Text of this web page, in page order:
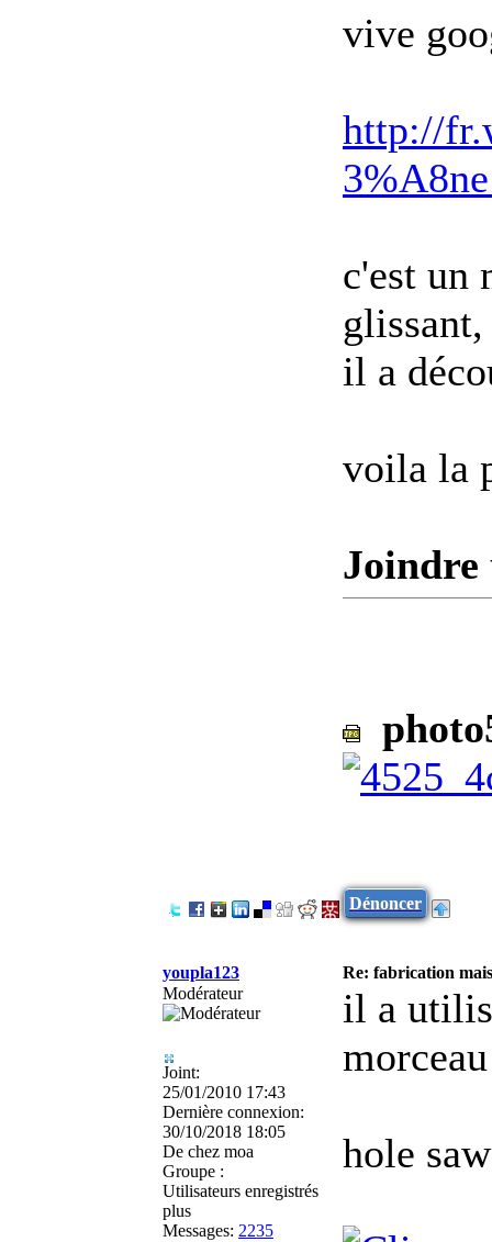
vive
http://
c'est un
il a
voila la
Dénoncer
youpla123
Re: fabrication
Modérateur
Joint:
25/01/2010 17:43
Dernière connexion:
30/10/2018 18:05
De chez moa
Groupe :
Utilisateurs enregistrés
plus
Messages: 2235
il a
morceau
hole